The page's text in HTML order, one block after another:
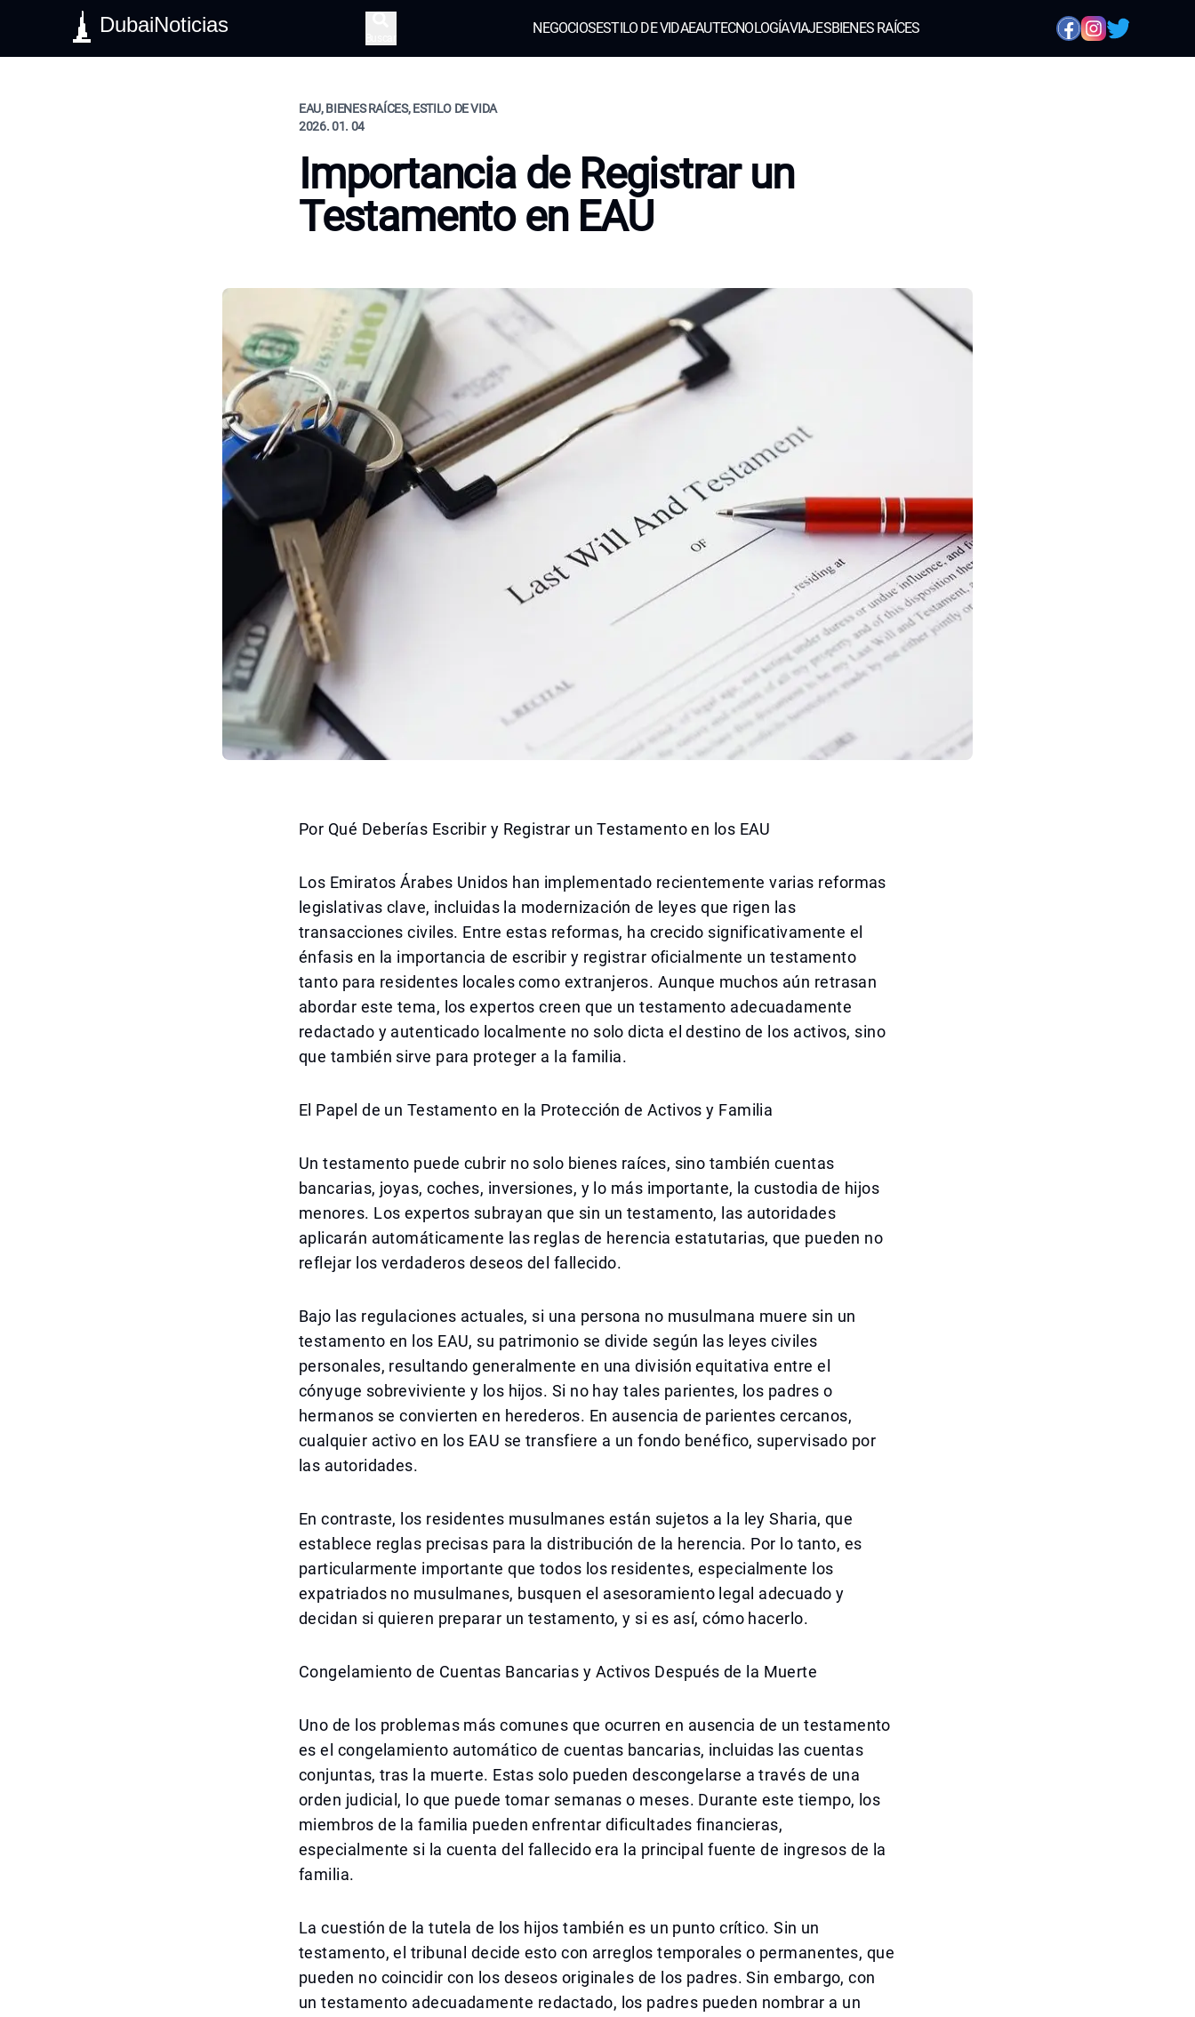
DubaiNoticias NEGOCIOSESTILO DE VIDAEAUTECNOLOGÍAVIAJESBIENES RAÍCES
EAU, BIENES RAÍCES, ESTILO DE VIDA
2026. 01. 04
Importancia de Registrar un
Testamento en EAU
Por Qué Deberías Escribir y Registrar un Testamento en los EAU
Los Emiratos Árabes Unidos han implementado recientemente varias reformas
legislativas clave, incluidas la modernización de leyes que rigen las
transacciones civiles. Entre estas reformas, ha crecido significativamente el
énfasis en la importancia de escribir y registrar oficialmente un testamento
tanto para residentes locales como extranjeros. Aunque muchos aún retrasan
abordar este tema, los expertos creen que un testamento adecuadamente
redactado y autenticado localmente no solo dicta el destino de los activos, sino
que también sirve para proteger a la familia.
El Papel de un Testamento en la Protección de Activos y Familia
Un testamento puede cubrir no solo bienes raíces, sino también cuentas
bancarias, joyas, coches, inversiones, y lo más importante, la custodia de hijos
menores. Los expertos subrayan que sin un testamento, las autoridades
aplicarán automáticamente las reglas de herencia estatutarias, que pueden no
reflejar los verdaderos deseos del fallecido.
Bajo las regulaciones actuales, si una persona no musulmana muere sin un
testamento en los EAU, su patrimonio se divide según las leyes civiles
personales, resultando generalmente en una división equitativa entre el
cónyuge sobreviviente y los hijos. Si no hay tales parientes, los padres o
hermanos se convierten en herederos. En ausencia de parientes cercanos,
cualquier activo en los EAU se transfiere a un fondo benéfico, supervisado por
las autoridades.
En contraste, los residentes musulmanes están sujetos a la ley Sharia, que
establece reglas precisas para la distribución de la herencia. Por lo tanto, es
particularmente importante que todos los residentes, especialmente los
expatriados no musulmanes, busquen el asesoramiento legal adecuado y
decidan si quieren preparar un testamento, y si es así, cómo hacerlo.
Congelamiento de Cuentas Bancarias y Activos Después de la Muerte
Uno de los problemas más comunes que ocurren en ausencia de un testamento
es el congelamiento automático de cuentas bancarias, incluidas las cuentas
conjuntas, tras la muerte. Estas solo pueden descongelarse a través de una
orden judicial, lo que puede tomar semanas o meses. Durante este tiempo, los
miembros de la familia pueden enfrentar dificultades financieras,
especialmente si la cuenta del fallecido era la principal fuente de ingresos de la
familia.
La cuestión de la tutela de los hijos también es un punto crítico. Sin un
testamento, el tribunal decide esto con arreglos temporales o permanentes, que
pueden no coincidir con los deseos originales de los padres. Sin embargo, con
un testamento adecuadamente redactado, los padres pueden nombrar a un